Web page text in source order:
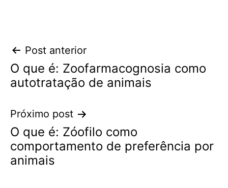
Navegação
de
Post anterior
O que é: Zoofarmacognosia como
autotratação de animais
Próximo post
O que é: Zóofilo como
comportamento de preferência por
animais